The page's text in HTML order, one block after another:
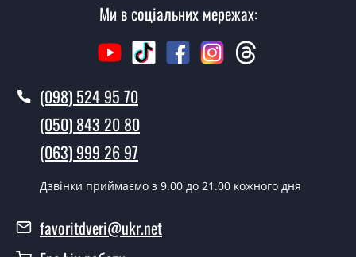
Вартість встановлення дверей Марсель - від 1600 грн.
Як швидко можете встановити двері
Марсель?
У той самий день протягом кількох годин, за умови
Чи можна на сьогодні викликати
замірника?
Так можна.
У вас є в наявності готові двері
вхідні?
Ми в соціальних мережах:
(098) 524 95 70
(050) 843 20 80
(063) 999 26 97
Дзвінки приймаємо з 9.00 до 21.00 кожного дня
favoritdveri@ukr.net